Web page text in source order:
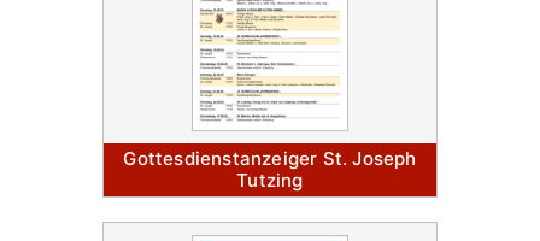
Gottesdienstanzeiger St. Joseph
Tutzing